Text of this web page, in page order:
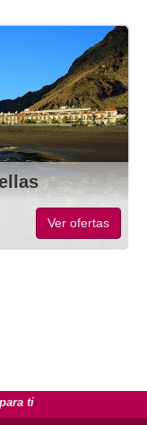
Ver ofertas
ti